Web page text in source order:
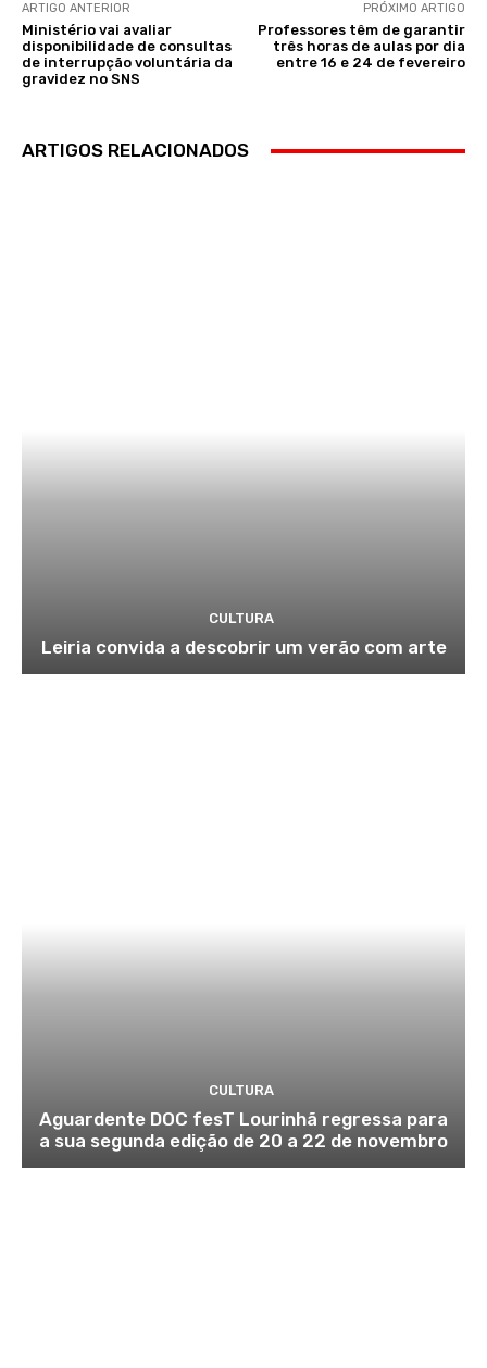
ARTIGO ANTERIOR
Ministério vai avaliar
disponibilidade de consultas
de interrupção voluntária da
gravidez no SNS
PRÓXIMO ARTIGO
Professores têm de garantir
três horas de aulas por dia
entre 16 e 24 de fevereiro
ARTIGOS RELACIONADOS
CULTURA
Leiria convida a descobrir um verão com arte
CULTURA
Aguardente DOC fesT Lourinhã regressa para
a sua segunda edição de 20 a 22 de novembro